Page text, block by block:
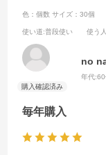
毎年購入
色：個数 サイズ：30個
使い道:普段使い 使う人
no
年代:60